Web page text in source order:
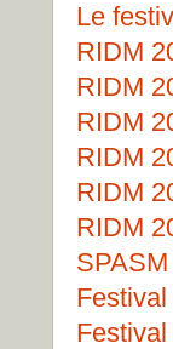
Le
RIDM
RIDM
RIDM
RIDM
RIDM
RIDM